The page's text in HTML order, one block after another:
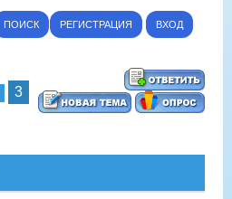
ПОИСК РЕГИСТРАЦИЯ ВХОД
3